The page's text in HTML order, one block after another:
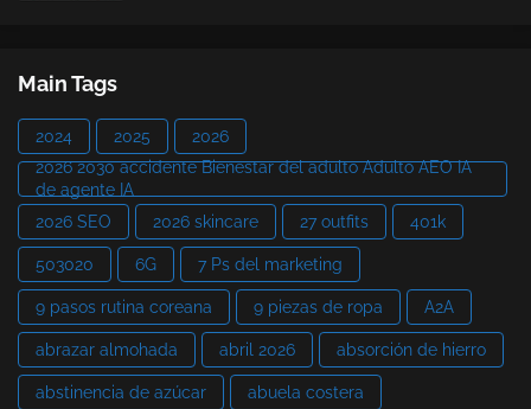
Main Tags
2024 2025
2026
2026 2030 accidente Bienestar del adulto Adulto AEO IA
de agente IA
2026 SEO
2026 skincare 27 outfits 401k
503020 6G 7 Ps del marketing
9 pasos rutina coreana 9 piezas de ropa A2A
abrazar almohada abril 2026 absorción de hierro
abstinencia de azúcar abuela costera